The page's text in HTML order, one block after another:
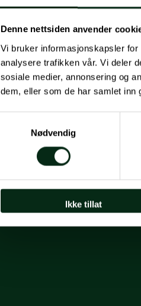
Denne nettsiden anvender
Vi bruker informasjonskapsler
analysere trafikken vår. Vi deler
sosiale medier, annonsering og
dem, eller som de har samlet inn
Nødvendig
Ikke tillat